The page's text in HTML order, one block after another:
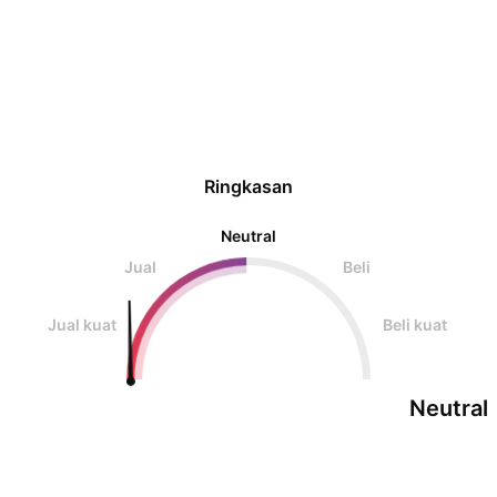
Ringkasan
Neutral
Jual
Beli
Jual kuat Beli kuat
Neutral